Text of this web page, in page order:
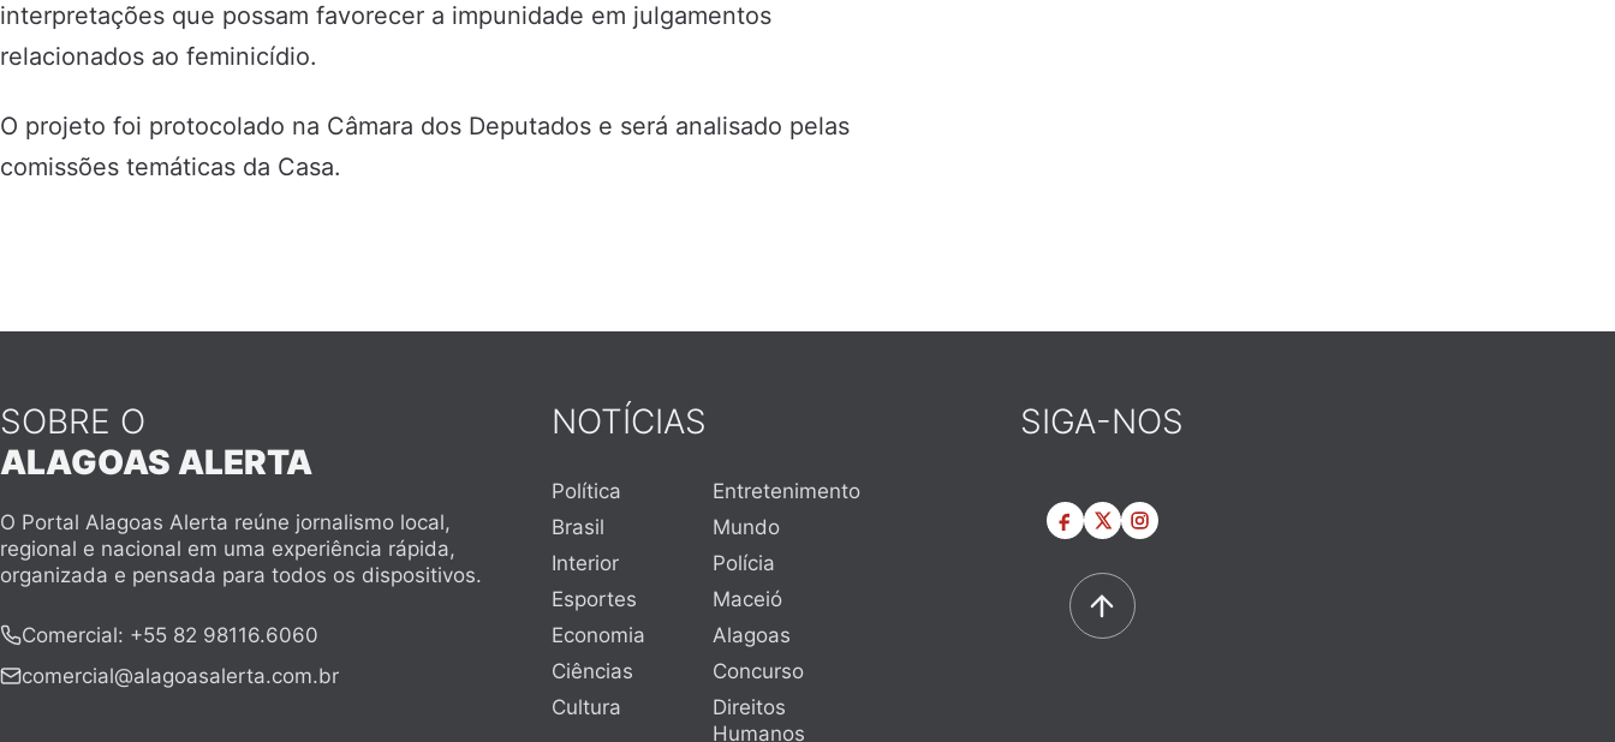
interpretações que possam favorecer a impunidade em julgamentos
relacionados ao feminicídio.
O projeto foi protocolado na Câmara dos Deputados e será analisado pelas
comissões temáticas da Casa.
SOBRE O
ALAGOAS ALERTA
O Portal Alagoas Alerta reúne jornalismo local,
regional e nacional em uma experiência rápida,
organizada e pensada para todos os dispositivos.
Comercial: +55 82 98116.6060
comercial@alagoasalerta.com.br
NOTÍCIAS
Política
Entretenimento
Brasil
Mundo
Interior
Polícia
Esportes
Maceió
Economia
Alagoas
Ciências
Concurso
Cultura
Direitos
Humanos
SIGA-NOS